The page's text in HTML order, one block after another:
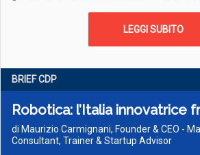
LEGGI SUBITO
BRIEF CDP
Robotica: l’Italia innovatrice
di Maurizio Carmignani, Founder & CEO -
Consultant, Trainer & Startup Advisor